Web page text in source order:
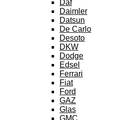
Daf
Daimler
Datsun
De Carlo
Desoto
DKW
Dodge
Edsel
Ferrari
Fiat
Ford
GAZ
Glas
GMC